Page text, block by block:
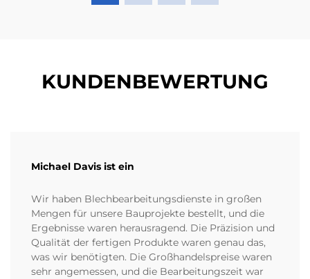
KUNDENBEWERTUNG
Michael Davis ist ein
Wir haben Blechbearbeitungsdienste in großen
Mengen für unsere Bauprojekte bestellt, und die
Ergebnisse waren herausragend. Die Präzision und
Qualität der fertigen Produkte waren genau das,
was wir benötigten. Die Großhandelspreise waren
sehr angemessen, und die Bearbeitungszeit war